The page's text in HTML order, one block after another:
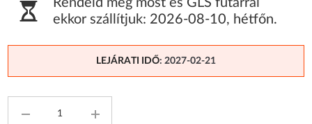
Rendeld meg most és GLS futárral
ekkor szállítjuk: 2026-08-10, hétfőn.
LEJÁRATI IDŐ: 2027-02-21